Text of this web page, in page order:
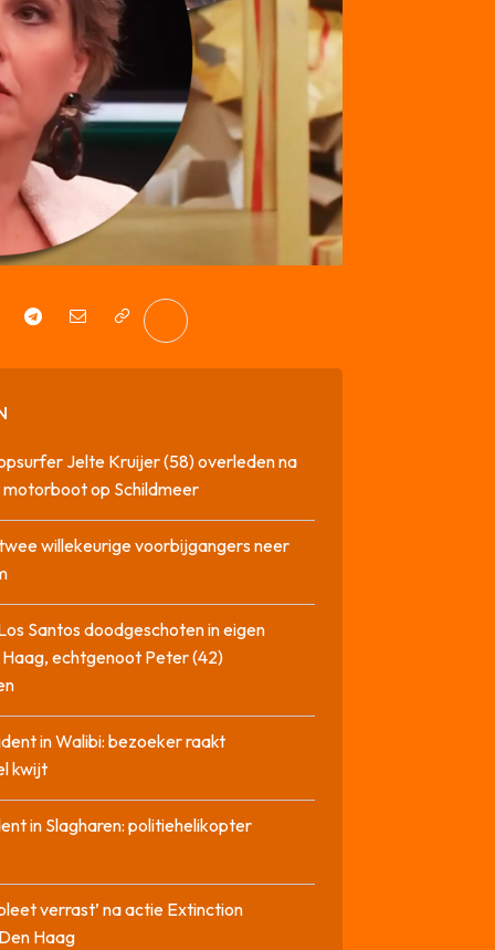
Jelte Kruijer (58) overleden na
op Schildmeer
willekeurige voorbijgangers neer
Santos doodgeschoten in eigen
echtgenoot Peter (42)
in Walibi: bezoeker raakt
kwijt
in Slagharen: politiehelikopter
verrast’ na actie Extinction
Haag